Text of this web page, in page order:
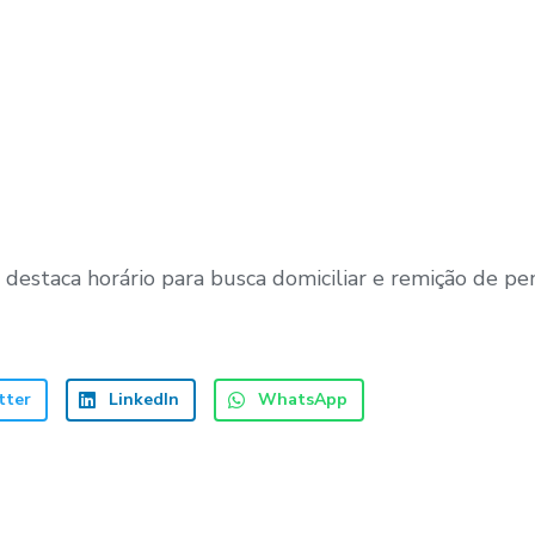
horário para busca domiciliar e remição de
LinkedIn WhatsApp